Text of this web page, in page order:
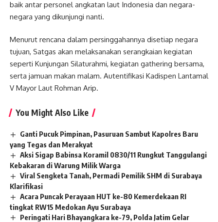
baik antar personel angkatan laut Indonesia dan negara-
negara yang dikunjungi nanti.
Menurut rencana dalam persinggahannya disetiap negara
tujuan, Satgas akan melaksanakan serangkaian kegiatan
seperti Kunjungan Silaturahmi, kegiatan gathering bersama,
serta jamuan makan malam. Autentifikasi Kadispen Lantamal
V Mayor Laut Rohman Arip.
You Might Also Like
Ganti Pucuk Pimpinan, Pasuruan Sambut Kapolres Baru
yang Tegas dan Merakyat
Aksi Sigap Babinsa Koramil 0830/11 Rungkut Tanggulangi
Kebakaran di Warung Milik Warga
Viral Sengketa Tanah, Permadi Pemilik SHM di Surabaya
Klarifikasi
Acara Puncak Perayaan HUT ke-80 Kemerdekaan RI
tingkat RW15 Medokan Ayu Surabaya
Peringati Hari Bhayangkara ke-79, Polda Jatim Gelar